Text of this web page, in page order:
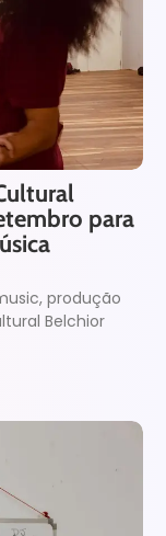
para
produção
Belchior